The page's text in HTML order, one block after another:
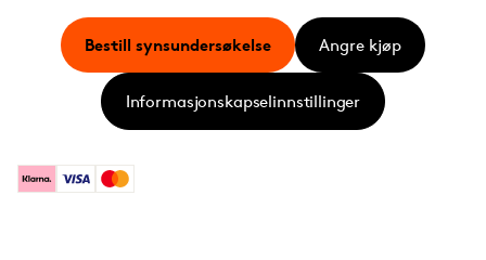
KlarnaVisa Mastercard
Bestill synsundersøkelse Angre kjøp
Informasjonskapselinnstillinger